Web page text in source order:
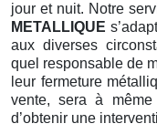
jour et nuit. Notre
METALLIQUE
aux diverses
quel responsable de
leur fermeture
vente, sera à
d’obtenir une